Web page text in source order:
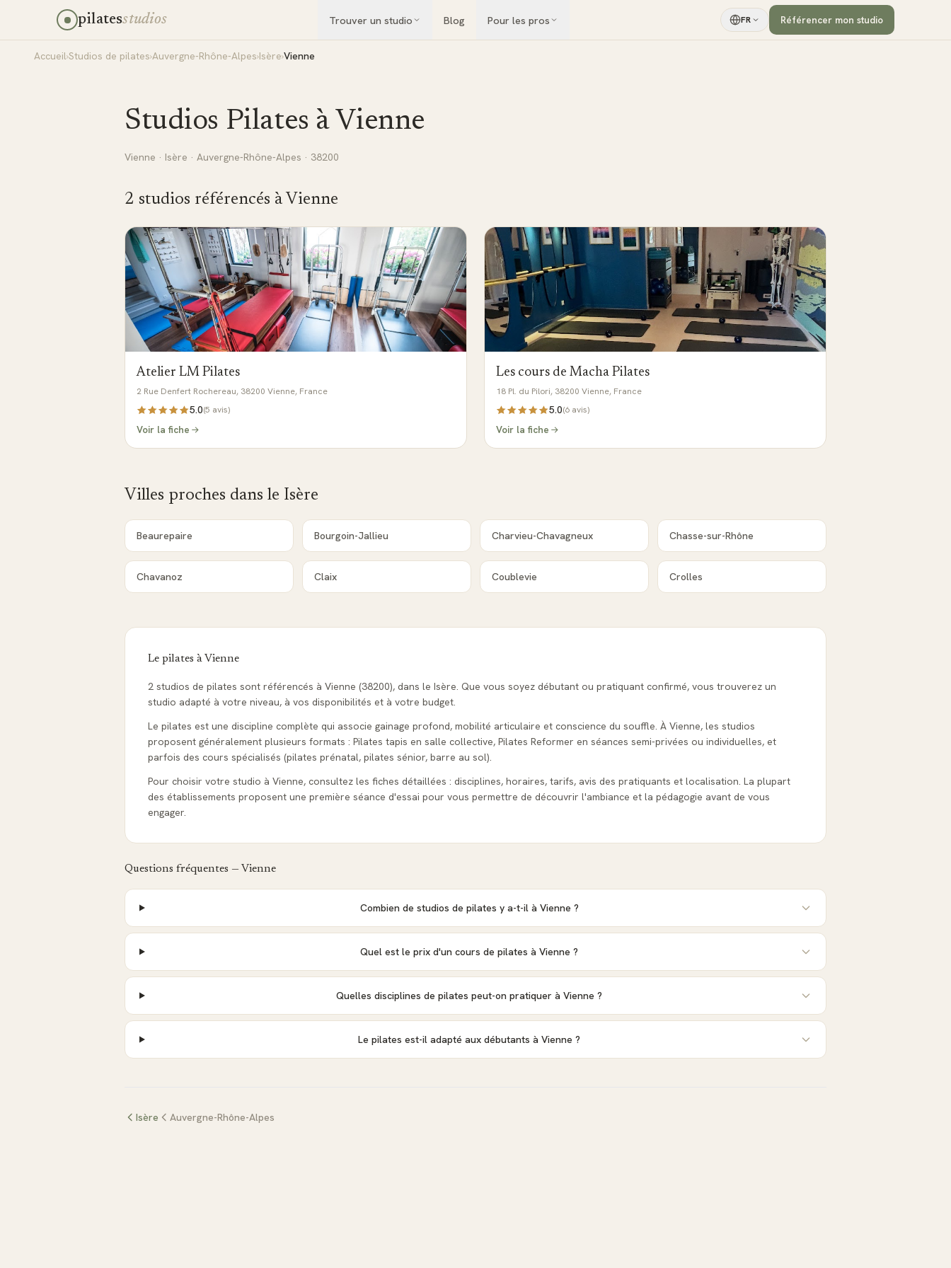
pilatesstudios Trouver un studio Blog Pour les pros FR Référencer mon studio
Accueil›Studios de pilates›Auvergne-Rhône-Alpes›Isère›Vienne
Studios Pilates à Vienne
Vienne · Isère · Auvergne-Rhône-Alpes · 38200
2 studios référencés à Vienne
Atelier LM Pilates
2 Rue Denfert Rochereau, 38200 Vienne, France
5.0(5 avis)
Voir la fiche
Les cours de Macha Pilates
18 Pl. du Pilori, 38200 Vienne, France
5.0(6 avis)
Voir la fiche
Villes proches dans le Isère
Beaurepaire Bourgoin-Jallieu Charvieu-Chavagneux Chasse-sur-Rhône
Chavanoz Claix Coublevie Crolles
Le pilates à Vienne
2 studios de pilates sont référencés à Vienne (38200), dans le Isère. Que vous soyez débutant ou pratiquant confirmé, vous trouverez un
studio adapté à votre niveau, à vos disponibilités et à votre budget.
Le pilates est une discipline complète qui associe gainage profond, mobilité articulaire et conscience du souffle. À Vienne, les studios
proposent généralement plusieurs formats : Pilates tapis en salle collective, Pilates Reformer en séances semi-privées ou individuelles, et
parfois des cours spécialisés (pilates prénatal, pilates sénior, barre au sol).
Pour choisir votre studio à Vienne, consultez les fiches détaillées : disciplines, horaires, tarifs, avis des pratiquants et localisation. La plupart
des établissements proposent une première séance d'essai pour vous permettre de découvrir l'ambiance et la pédagogie avant de vous
engager.
Questions fréquentes — Vienne
Combien de studios de pilates y a-t-il à Vienne ?
Quel est le prix d'un cours de pilates à Vienne ?
Quelles disciplines de pilates peut-on pratiquer à Vienne ?
Le pilates est-il adapté aux débutants à Vienne ?
Isère Auvergne-Rhône-Alpes